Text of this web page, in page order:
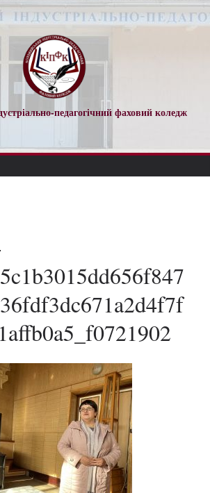
педагогічний фаховий коледж